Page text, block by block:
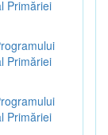
Primăriei
Primăriei
Primăriei